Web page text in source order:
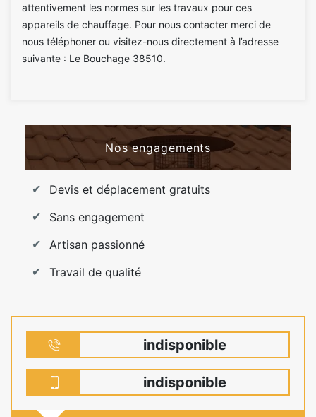
attentivement les normes sur les travaux pour ces
appareils de chauffage. Pour nous contacter merci de
nous téléphoner ou visitez-nous directement à l’adresse
suivante : Le Bouchage 38510.
Nos engagements
Devis et déplacement gratuits
Sans engagement
Artisan passionné
Travail de qualité
indisponible
indisponible